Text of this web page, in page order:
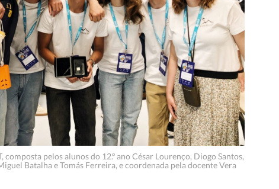
composta pelos alunos do 12.º ano César Lourenço, Diogo Santos,
Batalha e Tomás Ferreira, e coordenada pela docente Vera